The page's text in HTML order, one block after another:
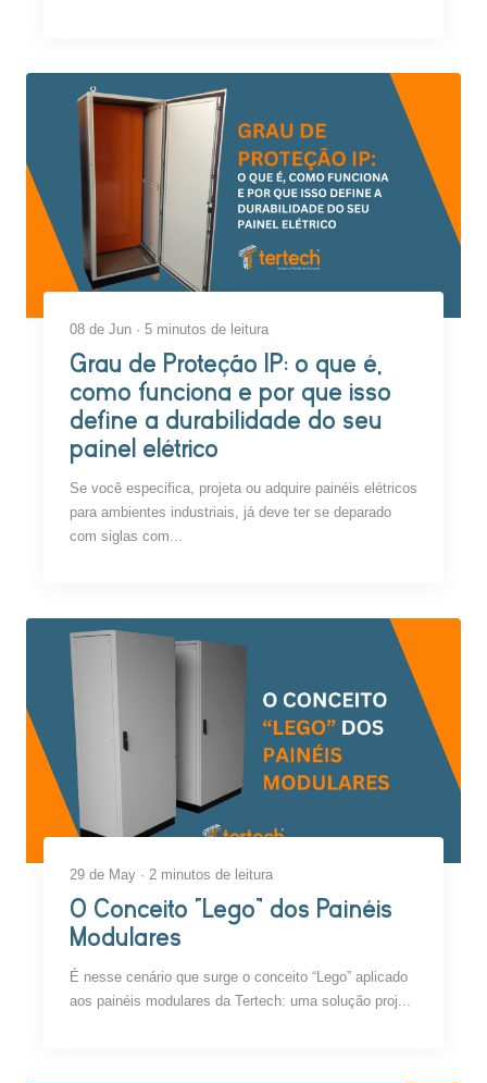
08 de Jun · 5 minutos de leitura
Grau de Proteção IP: o que é,
como funciona e por que isso
define a durabilidade do seu
painel elétrico
Se você especifica, projeta ou adquire painéis elétricos
para ambientes industriais, já deve ter se deparado
com siglas com...
29 de May · 2 minutos de leitura
O Conceito “Lego” dos Painéis
Modulares
É nesse cenário que surge o conceito “Lego” aplicado
aos painéis modulares da Tertech: uma solução proj...